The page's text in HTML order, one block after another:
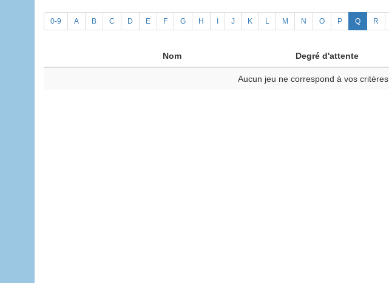
0-9 A B C D E F G H J K L M N O P Q R
Nom Degré d'attente
Aucun jeu ne correspond à vos critères.